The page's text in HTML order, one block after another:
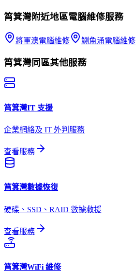
筲箕灣附近地區電腦維修服務
將軍澳電腦維修 鰂魚涌電腦維修
筲箕灣同區其他服務
筲箕灣IT 支援
企業網絡及 IT 外判服務
查看服務
筲箕灣數據恢復
硬碟、SSD、RAID 數據救援
查看服務
筲箕灣WiFi 維修